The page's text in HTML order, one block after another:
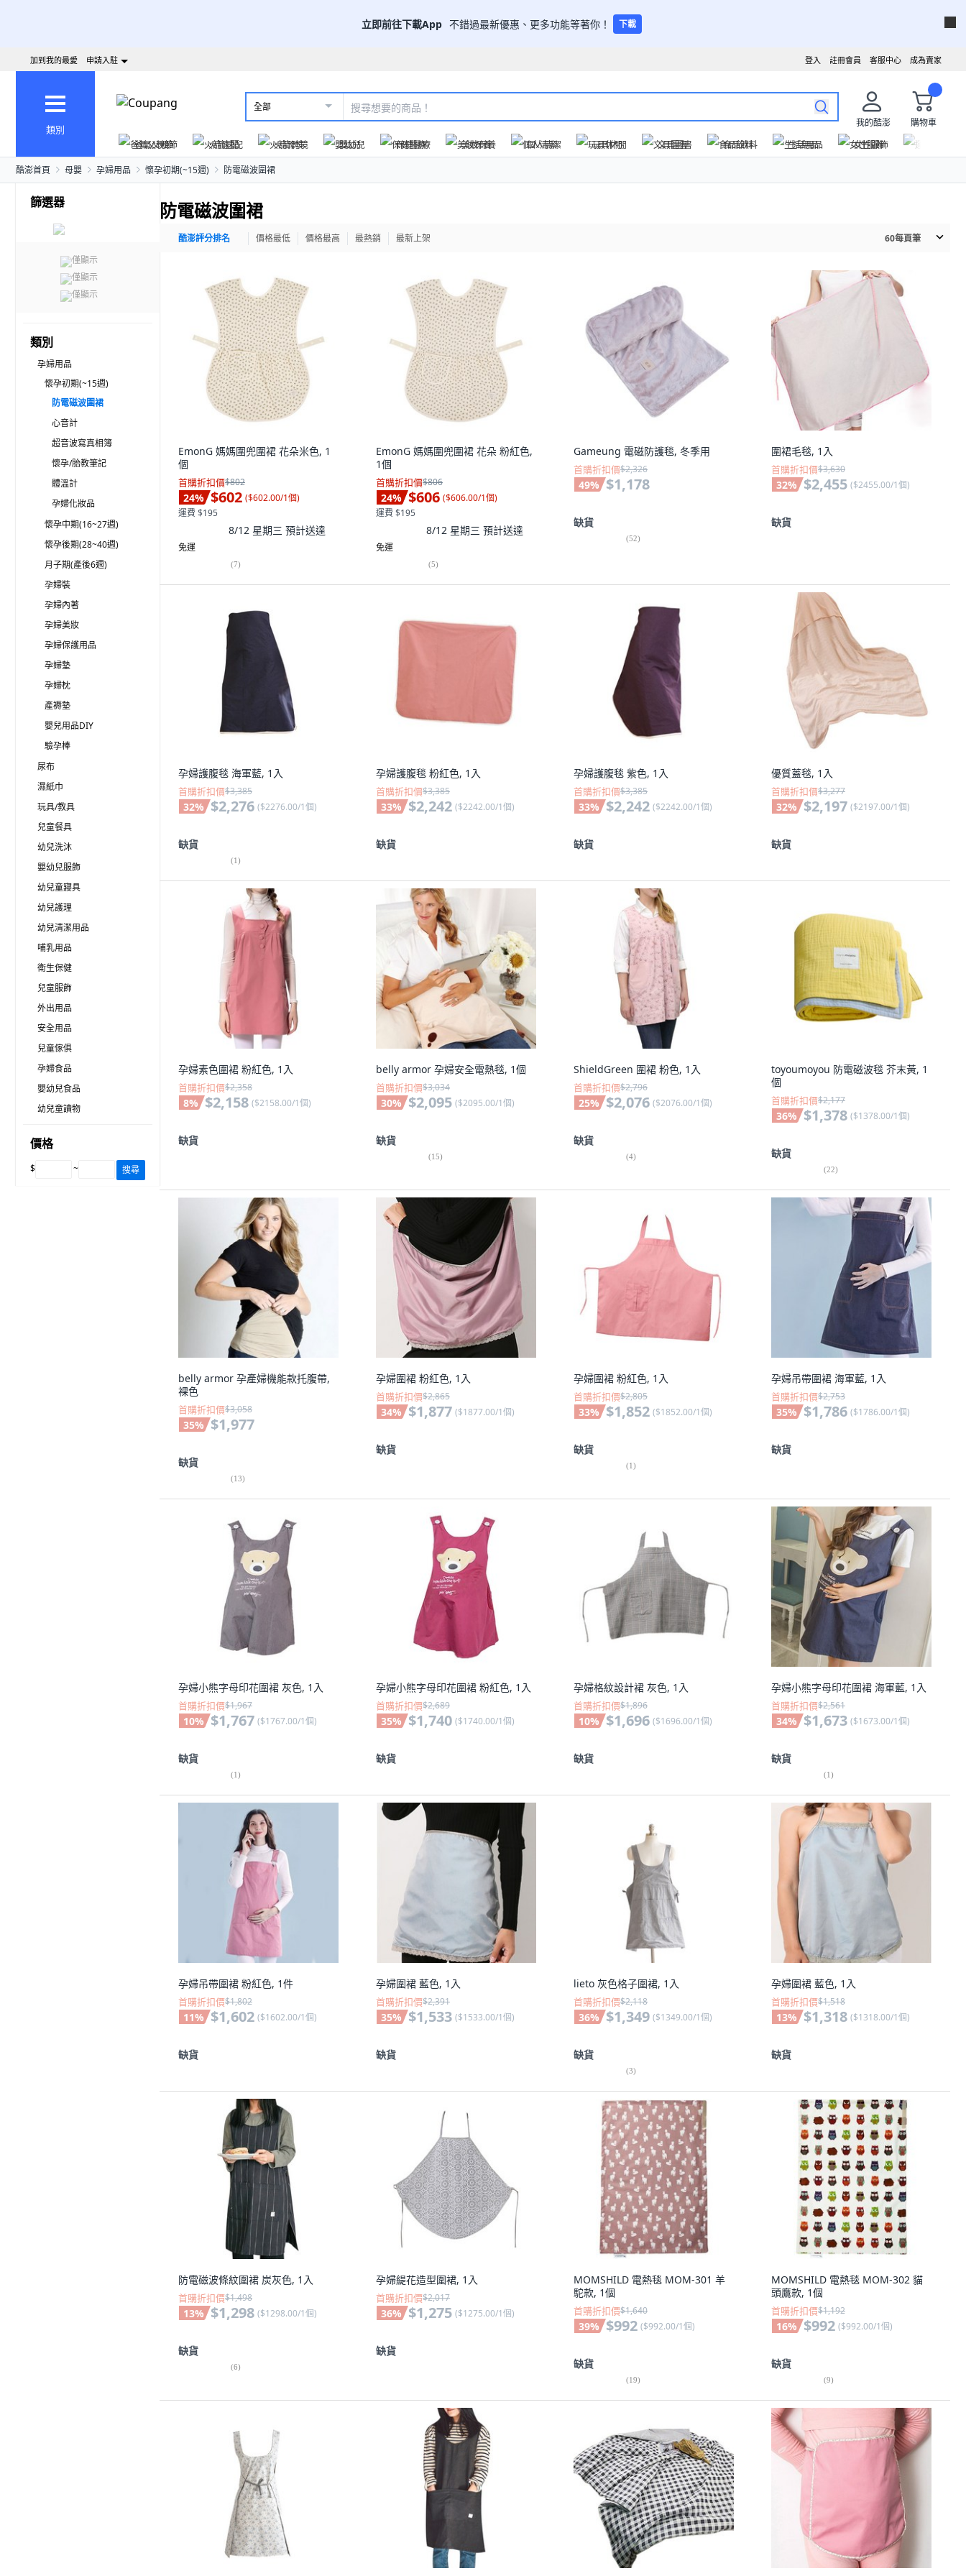
立即前往下載App 不錯過最新優惠、更多功能等著你！ 下載
成為賣家
客服中心
註冊會員
登入
加到我的最愛 申請入駐
類別
全部
我的酷澎
購物車
爸氣父親節
火箭速配 火箭跨境 嬰幼兒 保健醫療 美妝保養 個人清潔 玩具休閒 文具圖書 食品飲料 生活用品 女性服飾
酷澎首頁 母嬰 孕婦用品 懷孕初期(~15週) 防電磁波圍裙
篩選器
僅顯示
僅顯示
僅顯示
類別
孕婦用品
懷孕初期(~15週)
防電磁波圍裙
心音計
超音波寫真相簿
懷孕/胎教筆記
體溫計
孕婦化妝品
懷孕中期(16~27週)
懷孕後期(28~40週)
月子期(產後6週)
孕婦裝
孕婦內著
孕婦美妝
孕婦保護用品
孕婦墊
孕婦枕
產褥墊
嬰兒用品DIY
驗孕棒
尿布
濕紙巾
玩具/教具
兒童餐具
幼兒洗沐
嬰幼兒服飾
幼兒童寢具
幼兒護理
幼兒清潔用品
哺乳用品
衛生保健
兒童服飾
外出用品
安全用品
兒童傢俱
孕婦食品
嬰幼兒食品
幼兒童讀物
價格
$ ~ 搜尋
防電磁波圍裙
酷澎評分排名 價格最低 價格最高 最熱銷 最新上架 60每頁筆
EmonG 媽媽圍兜圍裙 花朵米色, 1
個
首購折扣價$802
24% $602 ($602.00/1個)
運費 $195
8/12 星期三 預計送達
免運
(7)
EmonG 媽媽圍兜圍裙 花朵 粉紅色,
1個
首購折扣價$806
24% $606 ($606.00/1個)
運費 $195
8/12 星期三 預計送達
免運
(5)
Gameung 電磁防護毯, 冬季用
首購折扣價$2,326
49% $1,178
缺貨
(52)
圍裙毛毯, 1入
首購折扣價$3,630
32% $2,455 ($2455.00/1個)
缺貨
孕婦護腹毯 海軍藍, 1入
首購折扣價$3,385
32% $2,276 ($2276.00/1個)
缺貨
(1)
孕婦護腹毯 粉紅色, 1入
首購折扣價$3,385
33% $2,242 ($2242.00/1個)
缺貨
孕婦護腹毯 紫色, 1入
首購折扣價$3,385
33% $2,242 ($2242.00/1個)
缺貨
優質蓋毯, 1入
首購折扣價$3,277
32% $2,197 ($2197.00/1個)
缺貨
孕婦素色圍裙 粉紅色, 1入
首購折扣價$2,358
8% $2,158 ($2158.00/1個)
缺貨
belly armor 孕婦安全電熱毯, 1個
首購折扣價$3,034
30% $2,095 ($2095.00/1個)
缺貨
(15)
ShieldGreen 圍裙 粉色, 1入
首購折扣價$2,796
25% $2,076 ($2076.00/1個)
缺貨
(4)
toyoumoyou 防電磁波毯 芥末黃, 1
個
首購折扣價$2,177
36% $1,378 ($1378.00/1個)
缺貨
(22)
belly armor 孕產婦機能款托腹帶,
裸色
首購折扣價$3,058
35% $1,977
缺貨
(13)
孕婦圍裙 粉紅色, 1入
首購折扣價$2,865
34% $1,877 ($1877.00/1個)
缺貨
孕婦圍裙 粉紅色, 1入
首購折扣價$2,805
33% $1,852 ($1852.00/1個)
缺貨
(1)
孕婦吊帶圍裙 海軍藍, 1入
首購折扣價$2,753
35% $1,786 ($1786.00/1個)
缺貨
孕婦小熊字母印花圍裙 灰色, 1入
首購折扣價$1,967
10% $1,767 ($1767.00/1個)
缺貨
(1)
孕婦小熊字母印花圍裙 粉紅色, 1入
首購折扣價$2,689
35% $1,740 ($1740.00/1個)
缺貨
孕婦格紋設計裙 灰色, 1入
首購折扣價$1,896
10% $1,696 ($1696.00/1個)
缺貨
孕婦小熊字母印花圍裙 海軍藍, 1入
首購折扣價$2,561
34% $1,673 ($1673.00/1個)
缺貨
(1)
孕婦吊帶圍裙 粉紅色, 1件
首購折扣價$1,802
11% $1,602 ($1602.00/1個)
缺貨
孕婦圍裙 藍色, 1入
首購折扣價$2,391
35% $1,533 ($1533.00/1個)
缺貨
lieto 灰色格子圍裙, 1入
首購折扣價$2,118
36% $1,349 ($1349.00/1個)
缺貨
(3)
孕婦圍裙 藍色, 1入
首購折扣價$1,518
13% $1,318 ($1318.00/1個)
缺貨
防電磁波條紋圍裙 炭灰色, 1入
首購折扣價$1,498
13% $1,298 ($1298.00/1個)
缺貨
(6)
孕婦緹花造型圍裙, 1入
首購折扣價$2,017
36% $1,275 ($1275.00/1個)
缺貨
MOMSHILD 電熱毯 MOM-301 羊
駝款, 1個
首購折扣價$1,640
39% $992 ($992.00/1個)
缺貨
(19)
MOMSHILD 電熱毯 MOM-302 貓
頭鷹款, 1個
首購折扣價$1,192
16% $992 ($992.00/1個)
缺貨
(9)